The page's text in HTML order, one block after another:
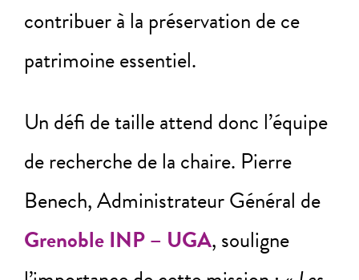
contribuer à la préservation de ce
patrimoine essentiel.
Un défi de taille attend donc l’équipe
de recherche de la chaire. Pierre
Benech, Administrateur Général de
Grenoble INP – UGA, souligne